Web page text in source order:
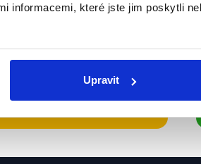
informacemi, které jste jim poskytli
Upravit
a nepravdy se